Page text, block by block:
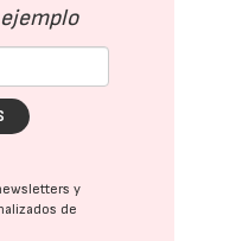
ejemplo
y
de